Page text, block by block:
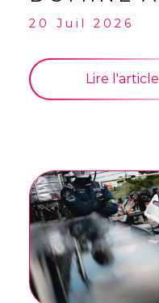
20 Juil 2026
Lire l'article